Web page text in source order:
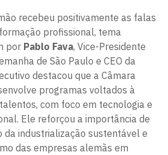
recebeu positivamente as falas
profissional, tema
por Pablo Fava, Vice-Presidente
de São Paulo e CEO da
destacou que a Câmara
programas voltados à
com foco em tecnologia e
Ele reforçou a importância de
da industrialização sustentável e
das empresas alemãs em